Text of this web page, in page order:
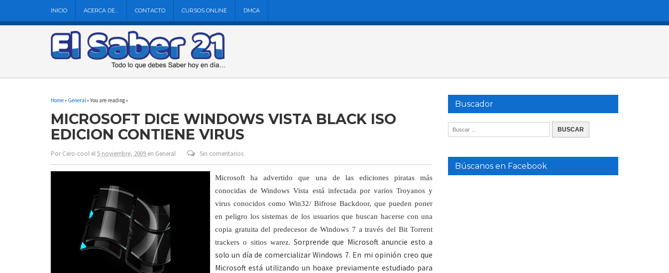
INICIO ACERCA DE… CONTACTO CURSOS ONLINE DMCA
Home» General» You are reading »
MICROSOFT DICE WINDOWS VISTA BLACK ISO
EDICION CONTIENE VIRUS
PorCero-cool el5 noviembre, 2009 en General Sin comentarios
Microsoft ha advertido que una de las ediciones piratas más
conocidas de Windows Vista está infectada por varios Troyanos y
virus conocidos como Win32/ Bifrose Backdoor, que pueden poner
en peligro los sistemas de los usuarios que buscan hacerse con una
copia gratuita del predecesor de Windows 7 a través del Bit Torrent
trackers o sitios warez. Sorprende que Microsoft anuncie esto a
solo un día de comercializar Windows 7. En mi opinión creo que
Microsoft está utilizando un hoaxe previamente estudiado para
Buscador
Búscanos en Facebook